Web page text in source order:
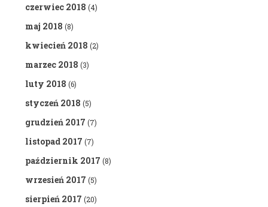
czerwiec 2018 (4)
maj 2018 (8)
kwiecień 2018 (2)
marzec 2018 (3)
luty 2018 (6)
styczeń 2018 (5)
grudzień 2017 (7)
listopad 2017 (7)
październik 2017 (8)
wrzesień 2017 (5)
sierpień 2017 (20)